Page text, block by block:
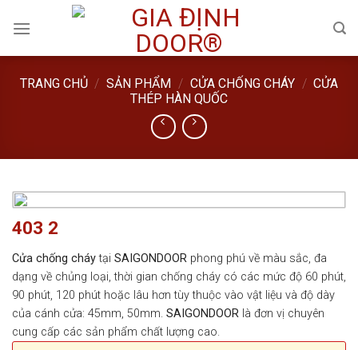
TRANG CHỦ / SẢN PHẨM / CỬA CHỐNG CHÁY / CỬA
THÉP HÀN QUỐC
403 2
Cửa chống cháytại SAIGONDOOR phong phú về màu sắc, đa
dạng về chủng loại, thời gian chống cháy có các mức độ 60 phút,
90 phút, 120 phút hoặc lâu hơn tùy thuộc vào vật liệu và độ dày
của cánh cửa: 45mm, 50mm. SAIGONDOOR là đơn vị chuyên
cung cấp các sản phẩm chất lượng cao.